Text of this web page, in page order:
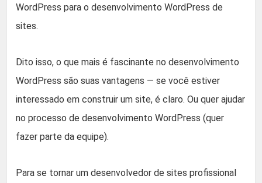
WordPress para o desenvolvimento WordPress de
sites.
Dito isso, o que mais é fascinante no desenvolvimento
WordPress são suas vantagens — se você estiver
interessado em construir um site, é claro. Ou quer ajudar
no processo de desenvolvimento WordPress (quer
fazer parte da equipe).
Para se tornar um desenvolvedor de sites profissional